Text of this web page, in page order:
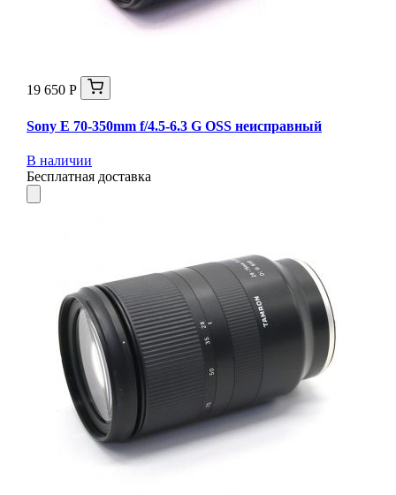
19 650 Р
Sony E 70-350mm f/4.5-6.3 G OSS неисправный
В наличии
Бесплатная доставка